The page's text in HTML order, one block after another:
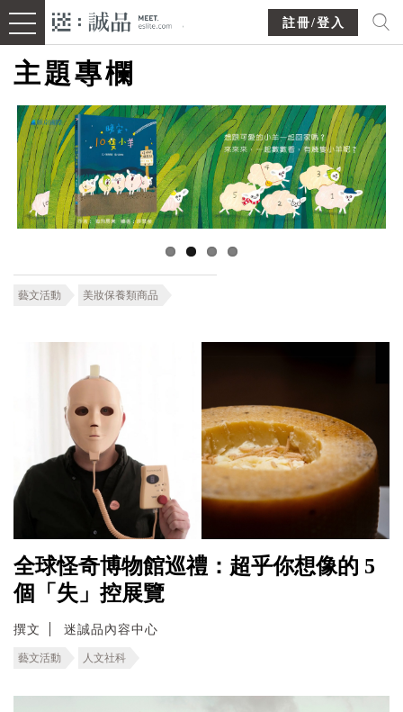
註冊/登入
主題專欄
藝文活動 美妝保養類商品
全球怪奇博物館巡禮：超乎你想像的 5
個「失」控展覽
撰文 迷誠品內容中心
藝文活動 人文社科